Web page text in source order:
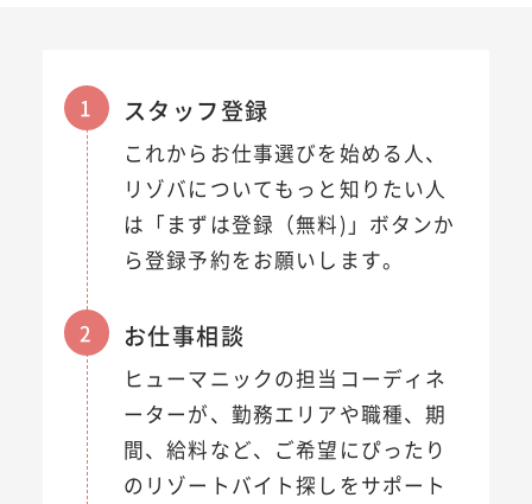
1 スタッフ登録
これからお仕事選びを始める人、
リゾバについてもっと知りたい人
は「まずは登録（無料)」ボタンか
ら登録予約をお願いします。
2 お仕事相談
ヒューマニックの担当コーディネ
ーターが、勤務エリアや職種、期
間、給料など、ご希望にぴったり
のリゾートバイト探しをサポート